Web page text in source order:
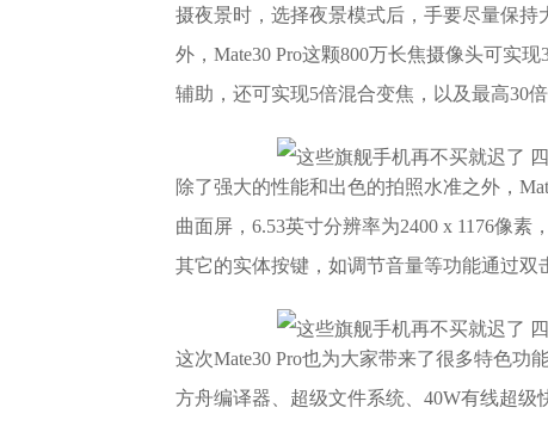
摄夜景时，选择夜景模式后，手要尽量保
外，Mate30 Pro这颗800万长焦摄像头可实
辅助，还可实现5倍混合变焦，以及最高30倍
除了强大的性能和出色的拍照水准之外，
曲面屏，6.53英寸分辨率为2400 x 1176像
其它的实体按键，如调节音量等功能通过双
这次Mate30 Pro也为大家带来了很多特色功
方舟编译器、超级文件系统、40W有线超级